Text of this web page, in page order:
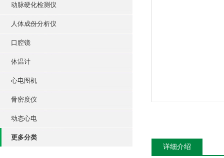
动脉硬化检测仪
人体成份分析仪
口腔镜
体温计
心电图机
骨密度仪
动态心电
更多分类
详细介绍